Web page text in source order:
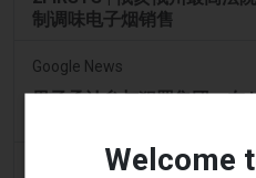
制调味电子烟销售
Google News
男子承认参与犯罪集团，在
Yahoo! NewsWelcome